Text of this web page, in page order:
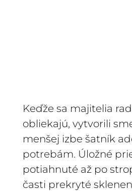
Keďže sa majitelia
obliekajú, vytvorili
menšej izbe šatník
potrebám. Úložné
potiahnuté až po
časti prekryté